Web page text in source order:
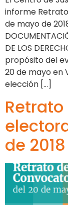
informe
de mayo de
DE LOS
propósito del
20 de mayo en
elección […]
de 2018